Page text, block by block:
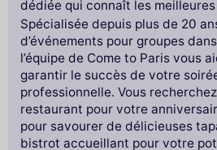
dédiée qui connaît les
Spécialisée depuis plus de 20
d’événements pour groupes
l’équipe de Come to Paris vous
garantir le succès de votre
professionnelle. Vous
restaurant pour votre
pour savourer de délicieuses
bistrot accueillant pour votre